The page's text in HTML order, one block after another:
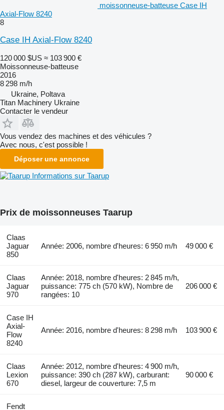
moissonneuse-batteuse Case IH
Axial-Flow 8240
8
Case IH Axial-Flow 8240
120 000 $US ≈ 103 900 €
Moissonneuse-batteuse
2016
8 298 m/h
Ukraine, Poltava
Titan Machinery Ukraine
Contacter le vendeur
Vous vendez des machines et des véhicules ?
Avec nous, c'est possible !
Déposer une annonce
Informations sur Taarup
Prix de moissonneuses Taarup
Claas
Jaguar
850
Année: 2006, nombre d'heures: 6 950 m/h 49 000 €
Claas
Jaguar
970
Année: 2018, nombre d'heures: 2 845 m/h,
puissance: 775 ch (570 kW), Nombre de
rangées: 10
206 000 €
Case IH
Axial-
Flow
8240
Année: 2016, nombre d'heures: 8 298 m/h 103 900 €
Claas
Lexion
670
Année: 2012, nombre d'heures: 4 900 m/h,
puissance: 390 ch (287 kW), carburant:
diesel, largeur de couverture: 7,5 m
90 000 €
Fendt